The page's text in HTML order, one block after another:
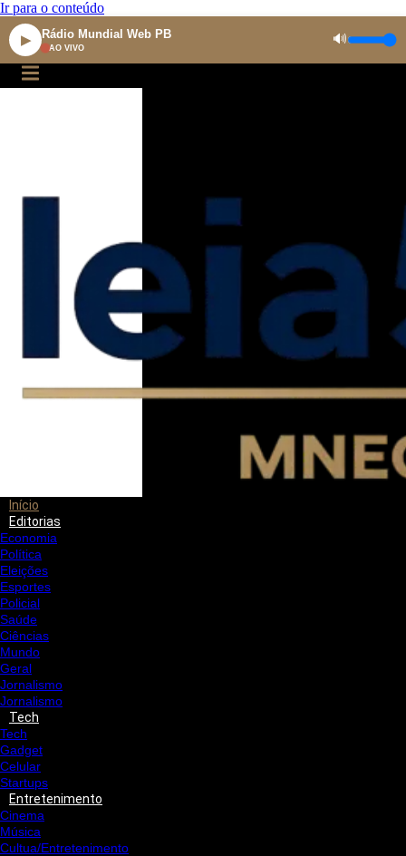
Ir para o conteúdo
▶ Rádio Mundial Web PB
AO VIVO
🔊
Início
Editorias
Economia
Política
Eleições
Esportes
Policial
Saúde
Ciências
Mundo
Geral
Jornalismo
Jornalismo
Tech
Tech
Gadget
Celular
Startups
Entretenimento
Cinema
Música
Cultua/Entretenimento